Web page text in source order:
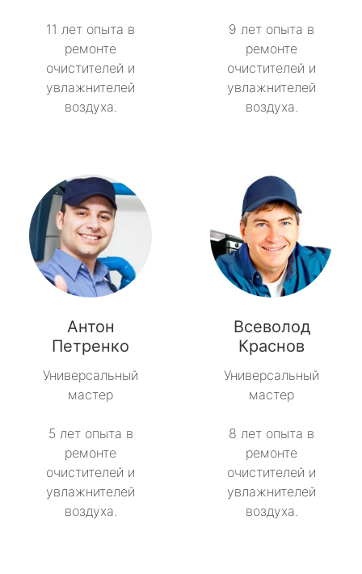
11 лет опыта в
ремонте
очистителей и
увлажнителей
воздуха.
9 лет опыта в
ремонте
очистителей и
увлажнителей
воздуха.
Антон
Петренко
Универсальный
мастер
5 лет опыта в
ремонте
очистителей и
увлажнителей
воздуха.
Всеволод
Краснов
Универсальный
мастер
8 лет опыта в
ремонте
очистителей и
увлажнителей
воздуха.